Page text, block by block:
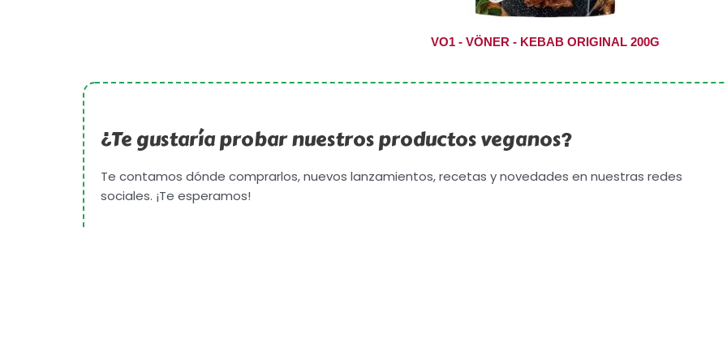
VO1 - VÖNER - KEBAB ORIGINAL 200G
¿Te gustaría probar nuestros productos veganos?
Te contamos dónde comprarlos, nuevos lanzamientos, recetas y novedades en nuestras redes
sociales. ¡Te esperamos!